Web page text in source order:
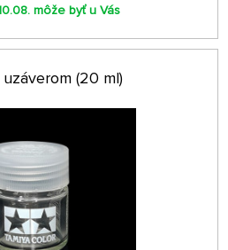
môže byť u Vás
(20 ml)